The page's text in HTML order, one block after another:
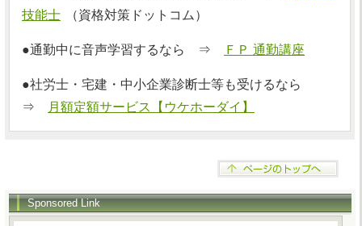
技能士
（資格対策ドットコム）
●通勤中に音声学習するなら ⇒ ＦＰ 通勤講座
●社労士・宅建・中小企業診断士等も受けるなら
⇒
月額定額サービス【ウケホーダイ】
Sponsored Link